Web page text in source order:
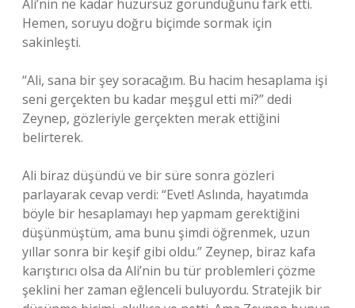
Ali’nin ne kadar huzursuz göründüğünü fark etti.
Hemen, soruyu doğru biçimde sormak için
sakinleşti.
“Ali, sana bir şey soracağım. Bu hacim hesaplama işi
seni gerçekten bu kadar meşgul etti mi?” dedi
Zeynep, gözleriyle gerçekten merak ettiğini
belirterek.
Ali biraz düşündü ve bir süre sonra gözleri
parlayarak cevap verdi: “Evet! Aslında, hayatımda
böyle bir hesaplamayı hep yapmam gerektiğini
düşünmüştüm, ama bunu şimdi öğrenmek, uzun
yıllar sonra bir keşif gibi oldu.” Zeynep, biraz kafa
karıştırıcı olsa da Ali’nin bu tür problemleri çözme
şeklini her zaman eğlenceli buluyordu. Stratejik bir